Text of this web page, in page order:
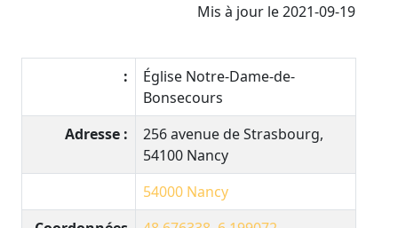
Mis à jour le 2021-09-19
:
Église Notre-Dame-de-
Bonsecours
Adresse :
256 avenue de Strasbourg,
54100 Nancy
54000 Nancy